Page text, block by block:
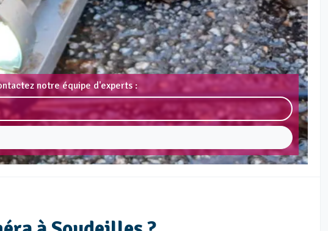
notre équipe d'experts :